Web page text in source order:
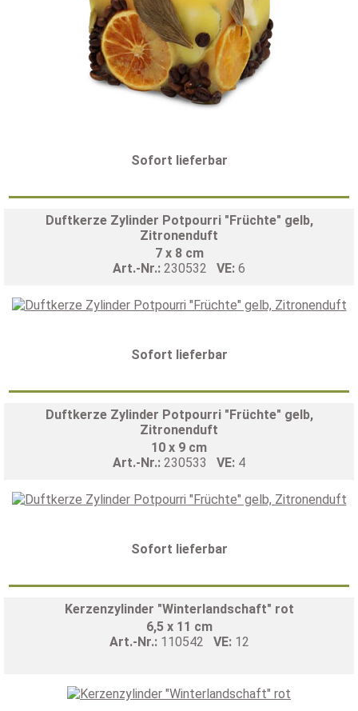
Sofort lieferbar
Duftkerze Zylinder Potpourri "Früchte" gelb,
Zitronenduft
7 x 8 cm
Art.-Nr.: 230532 VE: 6
Sofort lieferbar
Duftkerze Zylinder Potpourri "Früchte" gelb,
Zitronenduft
10 x 9 cm
Art.-Nr.: 230533 VE: 4
Sofort lieferbar
Kerzenzylinder "Winterlandschaft" rot
6,5 x 11 cm
Art.-Nr.: 110542 VE: 12